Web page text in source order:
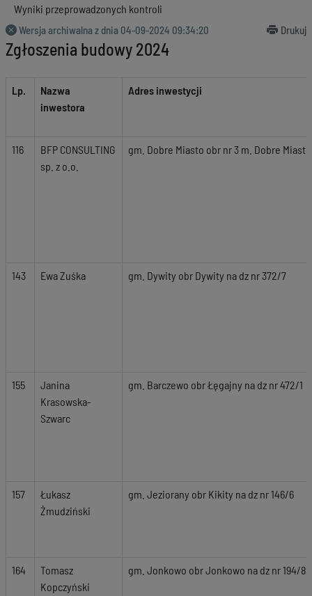
Wyniki przeprowadzonych kontroli
Wersja archiwalna z dnia 04-09-2024 09:34:20 Drukuj
Zgłoszenia budowy 2024
Lp.
Nazwa
inwestora
Adres inwestycji
116
BFP CONSULTING
sp. z o.o.
gm. Dobre Miasto obr nr 3 m. Dobre
143 Ewa Zuśka gm. Dywity obr Dywity na dz nr 372/7
155
Janina
Krasowska-
Szwarc
gm. Barczewo obr Łęgajny na dz nr 472/1
157
Łukasz
Żmudziński
gm. Jeziorany obr Kikity na dz nr 146/6
164
Tomasz
Kopczyński
gm. Jonkowo obr Jonkowo na dz nr 194/8,